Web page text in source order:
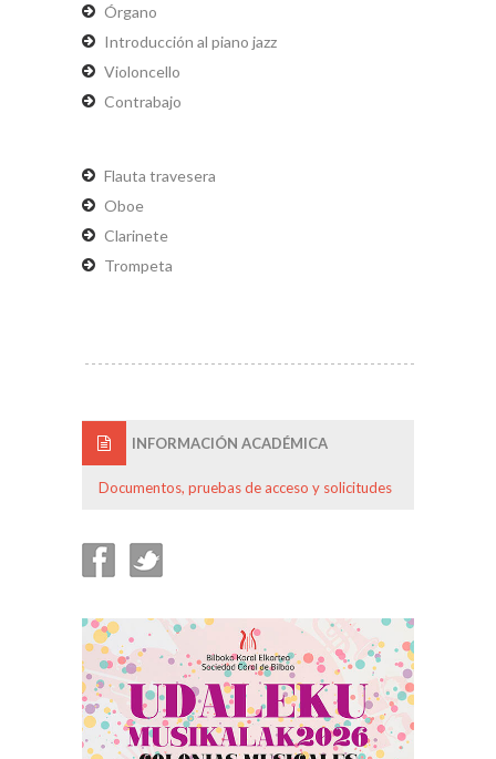
Órgano
Introducción al piano jazz
Violoncello
Contrabajo
Flauta travesera
Oboe
Clarinete
Trompeta
Documentos, pruebas de acceso y solicitudes
INFORMACIÓN ACADÉMICA